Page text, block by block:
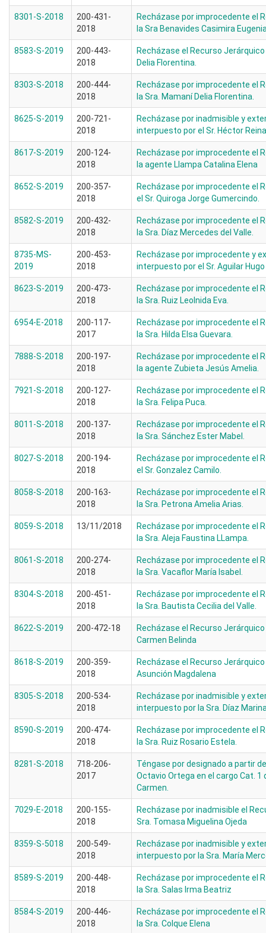
8301-S-2018
200-431-
2018
Recházase por improcedente el
la Sra Benavides Casimira
8583-S-2019
200-443-
2018
Recházase el Recurso
Delia Florentina.
8303-S-2018
200-444-
2018
Recházase por improcedente el
la Sra. Mamaní Delia Florentina.
8625-S-2019
200-721-
2018
Recházase por inadmisible y
interpuesto por el Sr. Héctor
8617-S-2019
200-124-
2018
Recházase por improcedente el
la agente Llampa Catalina Elena
8652-S-2019
200-357-
2018
Recházase por improcedente el
el Sr. Quiroga Jorge Gumercindo.
8582-S-2019
200-432-
2018
Recházase por improcedente el
la Sra. Díaz Mercedes del Valle.
8735-MS-
2019
200-453-
2018
Recházase por improcedente y
interpuesto por el Sr. Aguilar
8623-S-2019
200-473-
2018
Recházase por improcedente el
la Sra. Ruiz Leolnida Eva.
6954-E-2018
200-117-
2017
Recházase por improcedente el
la Sra. Hilda Elsa Guevara.
7888-S-2018
200-197-
2018
Recházase por improcedente el
la agente Zubieta Jesús Amelia.
7921-S-2018
200-127-
2018
Recházase por improcedente el
la Sra. Felipa Puca.
8011-S-2018
200-137-
2018
Recházase por improcedente el
la Sra. Sánchez Ester Mabel.
8027-S-2018
200-194-
2018
Recházase por improcedente el
el Sr. Gonzalez Camilo.
8058-S-2018
200-163-
2018
Recházase por improcedente el
la Sra. Petrona Amelia Arias.
8059-S-2018 13/11/2018
Recházase por improcedente el
la Sra. Aleja Faustina LLampa.
8061-S-2018
200-274-
2018
Recházase por improcedente el
la Sra. Vacaflor María Isabel.
8304-S-2018
200-451-
2018
Recházase por improcedente el
la Sra. Bautista Cecilia del Valle.
8622-S-2019 200-472-18
Recházase el Recurso
Carmen Belinda
8618-S-2019
200-359-
2018
Recházase el Recurso
Asunción Magdalena
8305-S-2018
200-534-
2018
Recházase por inadmisible y
interpuesto por la Sra. Díaz
8590-S-2019
200-474-
2018
Recházase por improcedente el
la Sra. Ruiz Rosario Estela.
8281-S-2018
718-206-
2017
Téngase por designado a partir
Octavio Ortega en el cargo Cat. 1
Carmen.
7029-E-2018
200-155-
2018
Recházase por inadmisible el
Sra. Tomasa Miguelina Ojeda
8359-S-5018
200-549-
2018
Recházase por inadmisible y
interpuesto por la Sra. María
8589-S-2019
200-448-
2018
Recházase por improcedente el
la Sra. Salas Irma Beatriz
8584-S-2019
200-446-
2018
Recházase por improcedente el
la Sra. Colque Elena